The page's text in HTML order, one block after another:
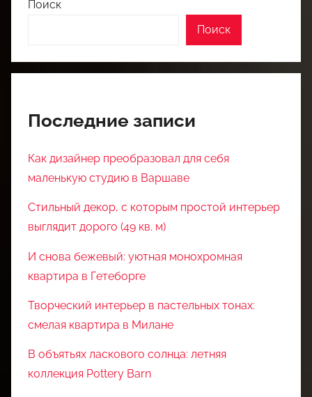
Поиск
Поиск
Последние записи
Как дизайнер преобразовал для себя
маленькую студию в Варшаве
Стильный декор, с которым простой интерьер
выглядит дорого (49 кв. м)
И снова бежевый: уютная монохромная
квартира в Гетеборге
Творческий интерьер в пастельных тонах:
смелая квартира в Милане
В объятьях ласкового солнца: летняя
коллекция Pottery Barn